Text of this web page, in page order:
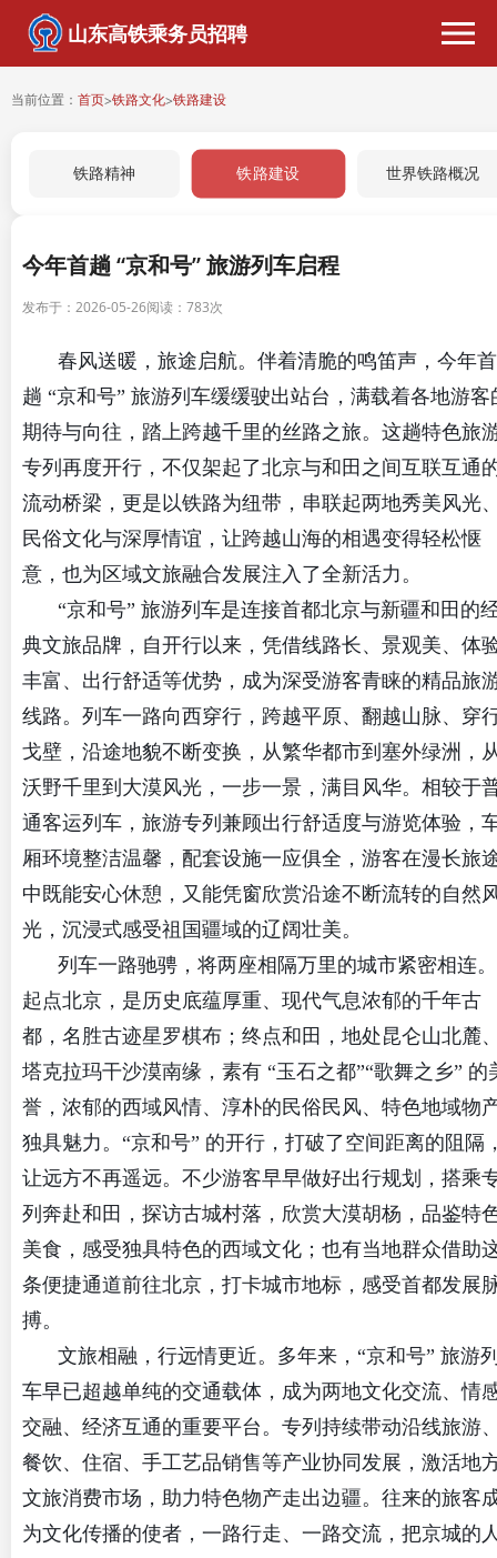
山东高铁乘务员招聘
当前位置： 首页>铁路文化>铁路建设
铁路精神 铁路建设 世界铁路概况
今年首趟 “京和号” 旅游列车启程
发布于：2026-05-26阅读： 783次
春风送暖，旅途启航。伴着清脆的鸣笛声，今年首
趟 “京和号” 旅游列车缓缓驶出站台，满载着各地游客
期待与向往，踏上跨越千里的丝路之旅。这趟特色旅
专列再度开行，不仅架起了北京与和田之间互联互通
流动桥梁，更是以铁路为纽带，串联起两地秀美风光
民俗文化与深厚情谊，让跨越山海的相遇变得轻松惬
意，也为区域文旅融合发展注入了全新活力。
“京和号” 旅游列车是连接首都北京与新疆和田的
典文旅品牌，自开行以来，凭借线路长、景观美、体
丰富、出行舒适等优势，成为深受游客青睐的精品旅
线路。列车一路向西穿行，跨越平原、翻越山脉、穿
戈壁，沿途地貌不断变换，从繁华都市到塞外绿洲，
沃野千里到大漠风光，一步一景，满目风华。相较于
通客运列车，旅游专列兼顾出行舒适度与游览体验，
厢环境整洁温馨，配套设施一应俱全，游客在漫长旅
中既能安心休憩，又能凭窗欣赏沿途不断流转的自然
光，沉浸式感受祖国疆域的辽阔壮美。
列车一路驰骋，将两座相隔万里的城市紧密相连。
起点北京，是历史底蕴厚重、现代气息浓郁的千年古
都，名胜古迹星罗棋布；终点和田，地处昆仑山北麓
塔克拉玛干沙漠南缘，素有 “玉石之都”“歌舞之乡” 的
誉，浓郁的西域风情、淳朴的民俗民风、特色地域物
独具魅力。“京和号” 的开行，打破了空间距离的阻隔
让远方不再遥远。不少游客早早做好出行规划，搭乘
列奔赴和田，探访古城村落，欣赏大漠胡杨，品鉴特
美食，感受独具特色的西域文化；也有当地群众借助
条便捷通道前往北京，打卡城市地标，感受首都发展
搏。
文旅相融，行远情更近。多年来，“京和号” 旅游
车早已超越单纯的交通载体，成为两地文化交流、情
交融、经济互通的重要平台。专列持续带动沿线旅游
餐饮、住宿、手工艺品销售等产业协同发展，激活地
文旅消费市场，助力特色物产走出边疆。往来的旅客
为文化传播的使者，一路行走、一路交流，把京城的